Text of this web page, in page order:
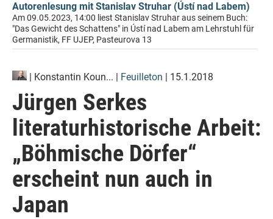
Autorenlesung mit Stanislav Struhar (Ústí nad Labem)
Am 09.05.2023, 14:00 liest Stanislav Struhar aus seinem Buch:
"Das Gewicht des Schattens" in Ústí nad Labem am Lehrstuhl für
Germanistik, FF UJEP, Pasteurova 13
| Konstantin Koun... | Feuilleton | 15.1.2018
Jürgen Serkes
literaturhistorische Arbeit:
„Böhmische Dörfer“
erscheint nun auch in
Japan